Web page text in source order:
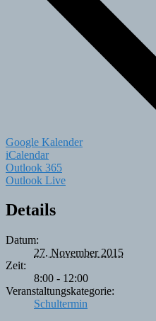
Google Kalender
iCalendar
Outlook 365
Outlook Live
Details
Datum:
27. November 2015
Zeit:
8:00 - 12:00
Veranstaltungskategorie:
Schultermin